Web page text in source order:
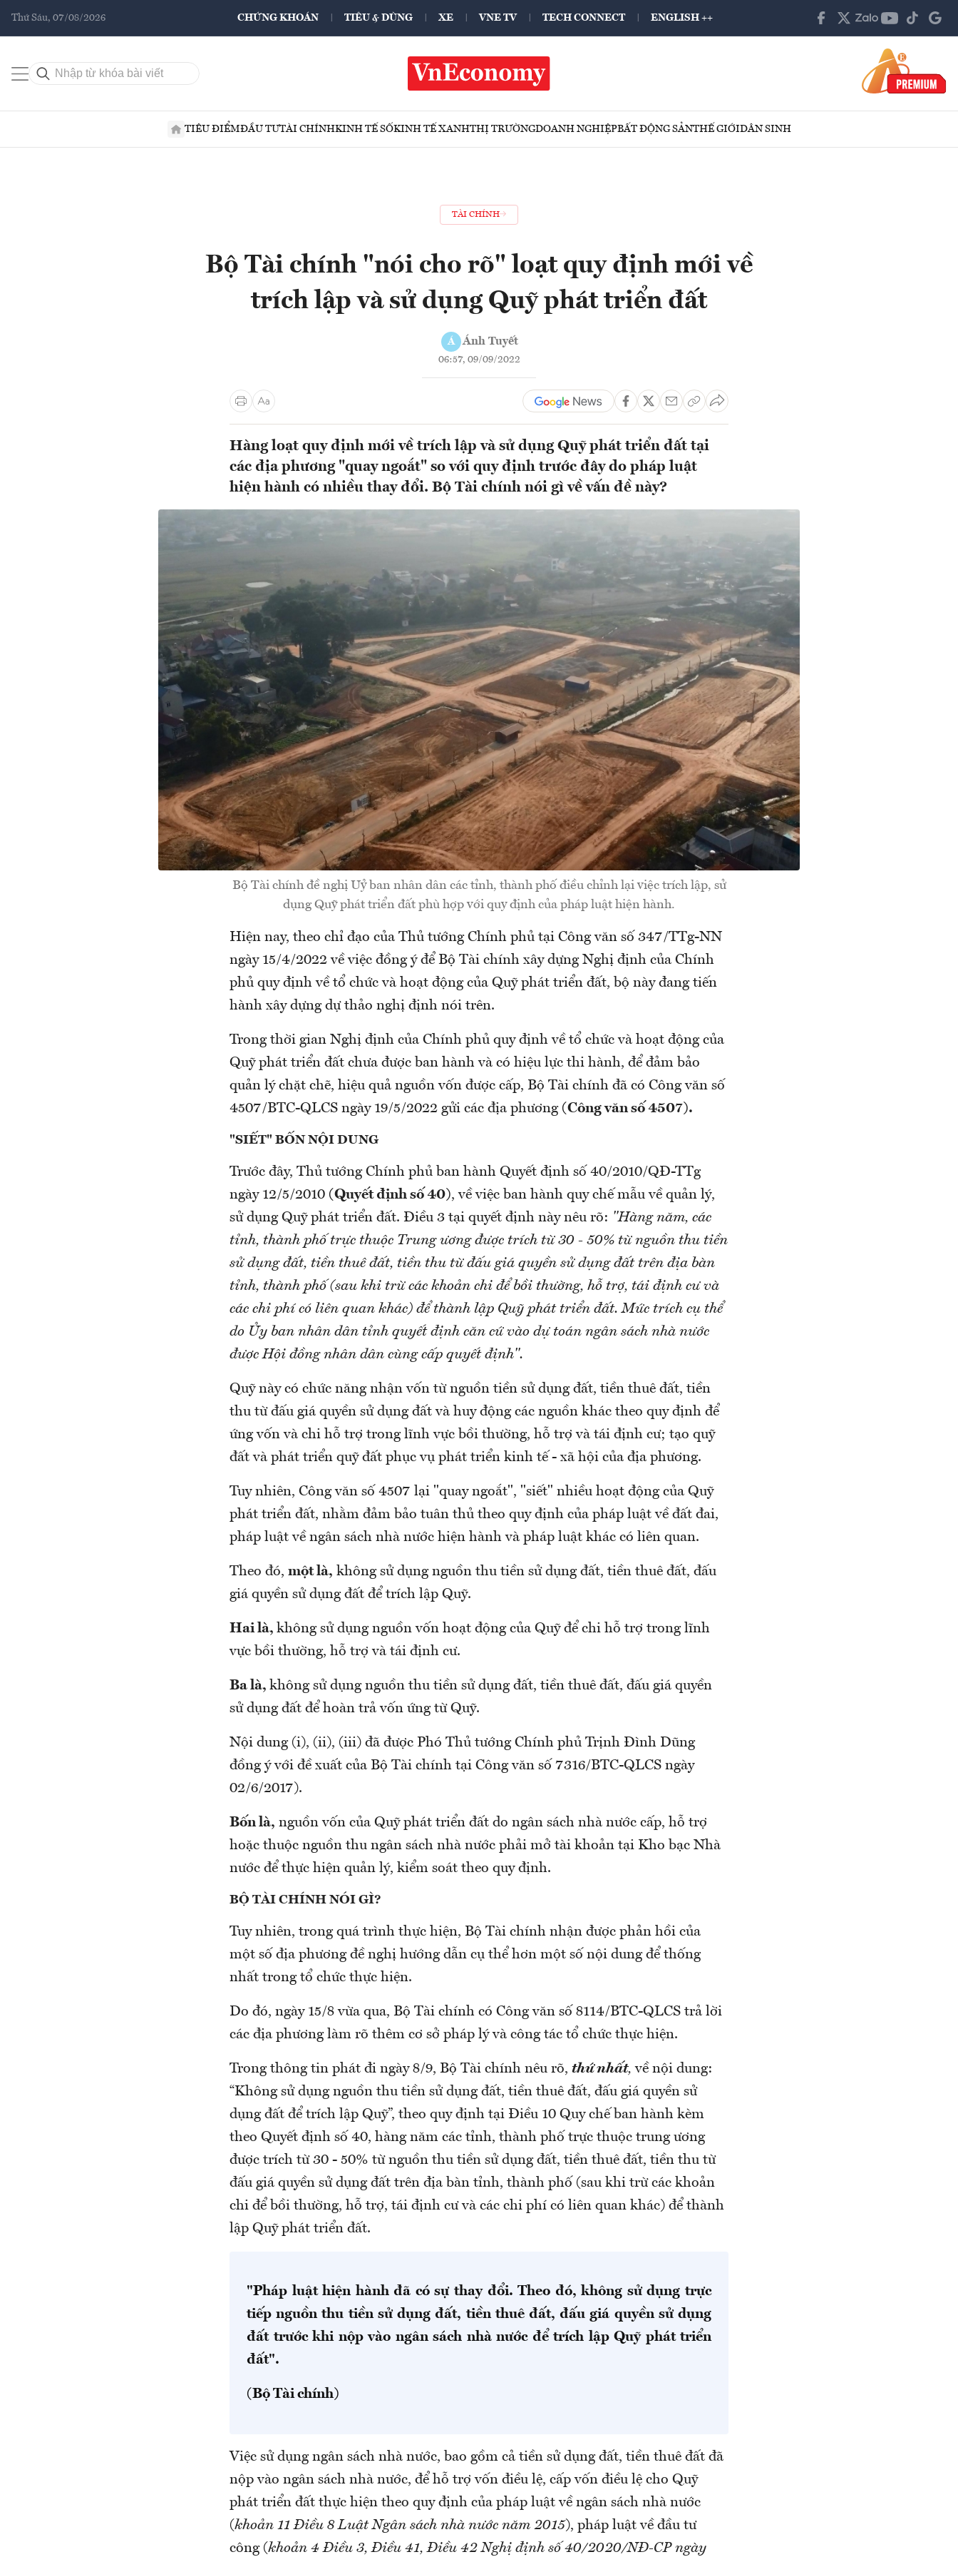
Thứ Sáu, 07/08/2026 CHỨNG KHOÁN TIÊU & DÙNG XE VNE TV TECH CONNECT ENGLISH ++
TIÊU ĐIỂMĐẦU TƯTÀI CHÍNHKINH TẾ SỐKINH TẾ XANHTHỊ TRƯỜNGDOANH NGHIỆPBẤT ĐỘNG SẢNTHẾ GIỚIDÂN SINH
TÀI CHÍNH
Bộ Tài chính "nói cho rõ" loạt quy định mới về
trích lập và sử dụng Quỹ phát triển đất
Á Ánh Tuyết
06:57, 09/09/2022
Hàng loạt quy định mới về trích lập và sử dụng Quỹ phát triển đất tại
các địa phương "quay ngoắt" so với quy định trước đây do pháp luật
hiện hành có nhiều thay đổi. Bộ Tài chính nói gì về vấn đề này?
Bộ Tài chính đề nghị Uỷ ban nhân dân các tỉnh, thành phố điều chỉnh lại việc trích lập, sử
dụng Quỹ phát triển đất phù hợp với quy định của pháp luật hiện hành.
Hiện nay, theo chỉ đạo của Thủ tướng Chính phủ tại Công văn số 347/TTg-NN
ngày 15/4/2022 về việc đồng ý để Bộ Tài chính xây dựng Nghị định của Chính
phủ quy định về tổ chức và hoạt động của Quỹ phát triển đất, bộ này đang tiến
hành xây dựng dự thảo nghị định nói trên.
Trong thời gian Nghị định của Chính phủ quy định về tổ chức và hoạt động của
Quỹ phát triển đất chưa được ban hành và có hiệu lực thi hành, để đảm bảo
quản lý chặt chẽ, hiệu quả nguồn vốn được cấp, Bộ Tài chính đã có Công văn số
4507/BTC-QLCS ngày 19/5/2022 gửi các địa phương (Công văn số 4507).
"SIẾT" BỐN NỘI DUNG
Trước đây, Thủ tướng Chính phủ ban hành Quyết định số 40/2010/QĐ-TTg
ngày 12/5/2010 (Quyết định số 40), về việc ban hành quy chế mẫu về quản lý,
sử dụng Quỹ phát triển đất. Điều 3 tại quyết định này nêu rõ: "Hàng năm, các
tỉnh, thành phố trực thuộc Trung ương được trích từ 30 - 50% từ nguồn thu tiền
sử dụng đất, tiền thuê đất, tiền thu từ đấu giá quyền sử dụng đất trên địa bàn
tỉnh, thành phố (sau khi trừ các khoản chi để bồi thường, hỗ trợ, tái định cư và
các chi phí có liên quan khác) để thành lập Quỹ phát triển đất. Mức trích cụ thể
do Ủy ban nhân dân tỉnh quyết định căn cứ vào dự toán ngân sách nhà nước
được Hội đồng nhân dân cùng cấp quyết định".
Quỹ này có chức năng nhận vốn từ nguồn tiền sử dụng đất, tiền thuê đất, tiền
thu từ đấu giá quyền sử dụng đất và huy động các nguồn khác theo quy định để
ứng vốn và chi hỗ trợ trong lĩnh vực bồi thường, hỗ trợ và tái định cư; tạo quỹ
đất và phát triển quỹ đất phục vụ phát triển kinh tế - xã hội của địa phương.
Tuy nhiên, Công văn số 4507 lại "quay ngoắt", "siết" nhiều hoạt động của Quỹ
phát triển đất, nhằm đảm bảo tuân thủ theo quy định của pháp luật về đất đai,
pháp luật về ngân sách nhà nước hiện hành và pháp luật khác có liên quan.
Theo đó, một là, không sử dụng nguồn thu tiền sử dụng đất, tiền thuê đất, đấu
giá quyền sử dụng đất để trích lập Quỹ.
Hai là, không sử dụng nguồn vốn hoạt động của Quỹ để chi hỗ trợ trong lĩnh
vực bồi thường, hỗ trợ và tái định cư.
Ba là, không sử dụng nguồn thu tiền sử dụng đất, tiền thuê đất, đấu giá quyền
sử dụng đất để hoàn trả vốn ứng từ Quỹ.
Nội dung (i), (ii), (iii) đã được Phó Thủ tướng Chính phủ Trịnh Đình Dũng
đồng ý với đề xuất của Bộ Tài chính tại Công văn số 7316/BTC-QLCS ngày
02/6/2017).
Bốn là, nguồn vốn của Quỹ phát triển đất do ngân sách nhà nước cấp, hỗ trợ
hoặc thuộc nguồn thu ngân sách nhà nước phải mở tài khoản tại Kho bạc Nhà
nước để thực hiện quản lý, kiểm soát theo quy định.
BỘ TÀI CHÍNH NÓI GÌ?
Tuy nhiên, trong quá trình thực hiện, Bộ Tài chính nhận được phản hồi của
một số địa phương đề nghị hướng dẫn cụ thể hơn một số nội dung để thống
nhất trong tổ chức thực hiện.
Do đó, ngày 15/8 vừa qua, Bộ Tài chính có Công văn số 8114/BTC-QLCS trả lời
các địa phương làm rõ thêm cơ sở pháp lý và công tác tổ chức thực hiện.
Trong thông tin phát đi ngày 8/9, Bộ Tài chính nêu rõ, thứ nhất, về nội dung:
“Không sử dụng nguồn thu tiền sử dụng đất, tiền thuê đất, đấu giá quyền sử
dụng đất để trích lập Quỹ”, theo quy định tại Điều 10 Quy chế ban hành kèm
theo Quyết định số 40, hàng năm các tỉnh, thành phố trực thuộc trung ương
được trích từ 30 - 50% từ nguồn thu tiền sử dụng đất, tiền thuê đất, tiền thu từ
đấu giá quyền sử dụng đất trên địa bàn tỉnh, thành phố (sau khi trừ các khoản
chi để bồi thường, hỗ trợ, tái định cư và các chi phí có liên quan khác) để thành
lập Quỹ phát triển đất.
"Pháp luật hiện hành đã có sự thay đổi. Theo đó, không sử dụng trực
tiếp nguồn thu tiền sử dụng đất, tiền thuê đất, đấu giá quyền sử dụng
đất trước khi nộp vào ngân sách nhà nước để trích lập Quỹ phát triển
đất".
(Bộ Tài chính)
Việc sử dụng ngân sách nhà nước, bao gồm cả tiền sử dụng đất, tiền thuê đất đã
nộp vào ngân sách nhà nước, để hỗ trợ vốn điều lệ, cấp vốn điều lệ cho Quỹ
phát triển đất thực hiện theo quy định của pháp luật về ngân sách nhà nước
(khoản 11 Điều 8 Luật Ngân sách nhà nước năm 2015), pháp luật về đầu tư
công (khoản 4 Điều 3, Điều 41, Điều 42 Nghị định số 40/2020/NĐ-CP ngày